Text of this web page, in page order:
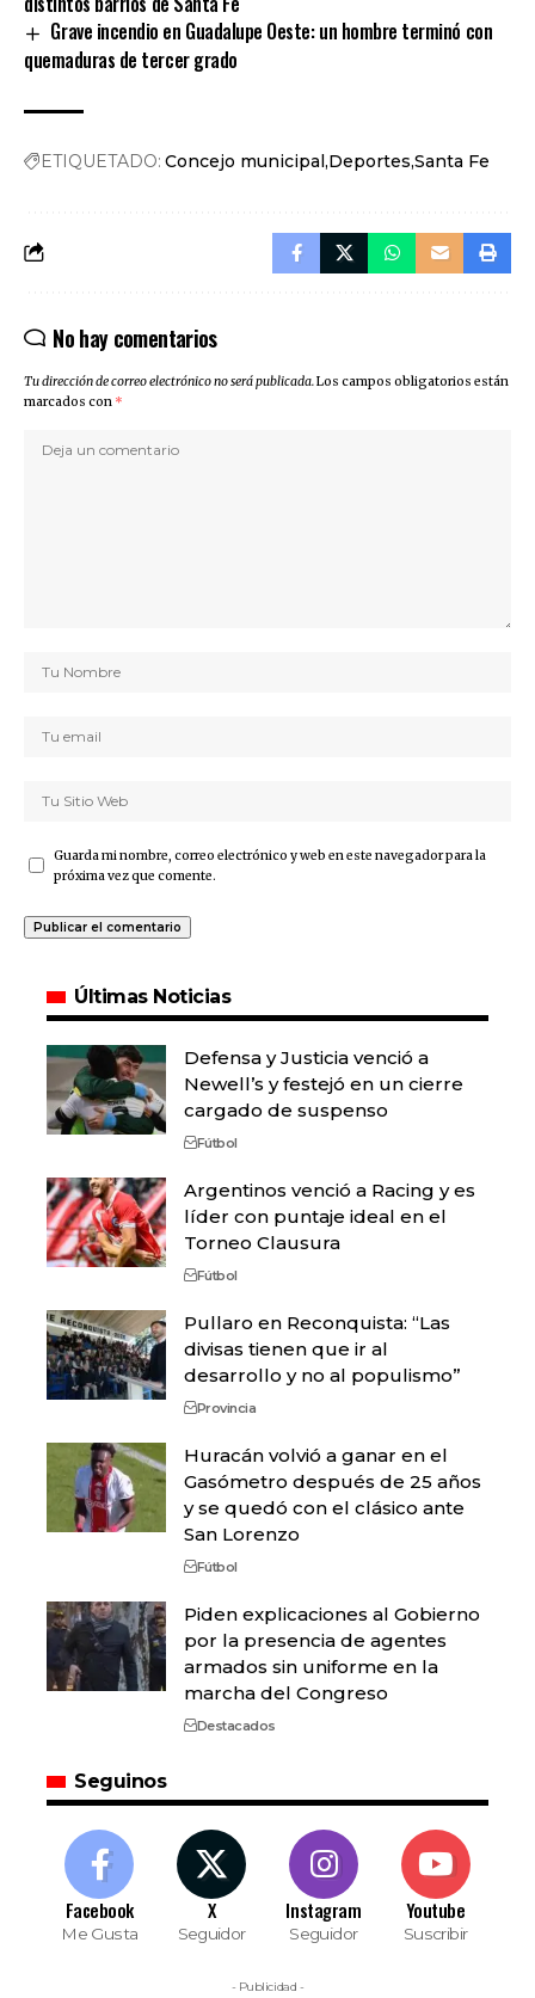
Grave incendio en Guadalupe Oeste: un hombre terminó con
quemaduras de tercer grado
ETIQUETADO: Concejo municipal Deportes Santa Fe
No hay comentarios
Tu dirección de correo electrónico no será publicada.Los campos obligatorios están
marcados con *
Guarda mi nombre, correo electrónico y web en este navegador para la
próxima vez que comente.
Últimas Noticias
Defensa y Justicia venció a
Newell’s y festejó en un cierre
cargado de suspenso
Fútbol
Argentinos venció a Racing y es
líder con puntaje ideal en el
Torneo Clausura
Fútbol
Pullaro en Reconquista: “Las
divisas tienen que ir al
desarrollo y no al populismo”
Provincia
Huracán volvió a ganar en el
Gasómetro después de 25 años
y se quedó con el clásico ante
San Lorenzo
Fútbol
Piden explicaciones al Gobierno
por la presencia de agentes
armados sin uniforme en la
marcha del Congreso
Destacados
Seguinos
Facebook
Me Gusta
X
Seguidor
Instagram
Seguidor
Youtube
Suscribir
- Publicidad -